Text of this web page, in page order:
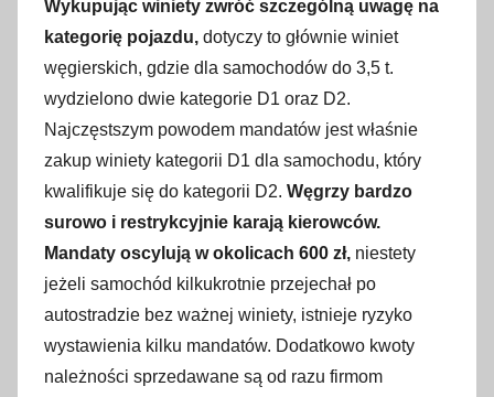
Wykupując winiety zwróć szczególną uwagę na
kategorię pojazdu, dotyczy to głównie winiet
węgierskich, gdzie dla samochodów do 3,5 t.
wydzielono dwie kategorie D1 oraz D2.
Najczęstszym powodem mandatów jest właśnie
zakup winiety kategorii D1 dla samochodu, który
kwalifikuje się do kategorii D2. Węgrzy bardzo
surowo i restrykcyjnie karają kierowców.
Mandaty oscylują w okolicach 600 zł, niestety
jeżeli samochód kilkukrotnie przejechał po
autostradzie bez ważnej winiety, istnieje ryzyko
wystawienia kilku mandatów. Dodatkowo kwoty
należności sprzedawane są od razu firmom